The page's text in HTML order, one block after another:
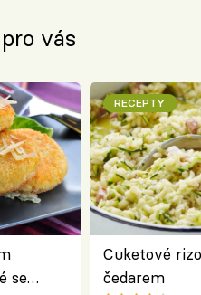
vás
se
RECEPTY
Cuketové
čedarem